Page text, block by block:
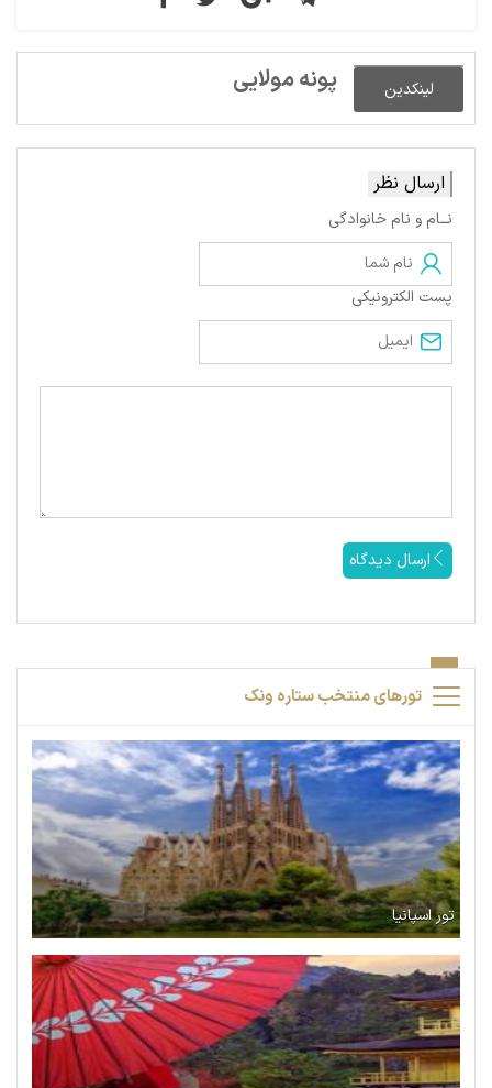
لینکدین پونه مولایی
ارسال نظر
نــام و نام خانوادگی
پست الکترونیکی
ارسال دیدگاه
تورهای منتخب ستاره ونک
تور اسپانیا